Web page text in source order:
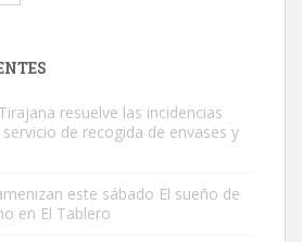
resuelve las incidencias
de recogida de envases y
este sábado El sueño de
en El Tablero